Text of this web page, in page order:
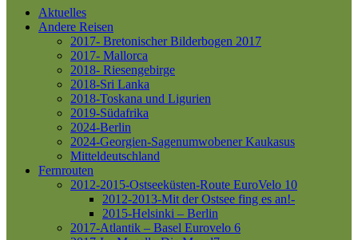
Aktuelles
Andere Reisen
2017- Bretonischer Bilderbogen 2017
2017- Mallorca
2018- Riesengebirge
2018-Sri Lanka
2018-Toskana und Ligurien
2019-Südafrika
2024-Berlin
2024-Georgien-Sagenumwobener Kaukasus
Mitteldeutschland
Fernrouten
2012-2015-Ostseeküsten-Route EuroVelo 10
2012-2013-Mit der Ostsee fing es an!-
2015-Helsinki – Berlin
2017-Atlantik – Basel Eurovelo 6